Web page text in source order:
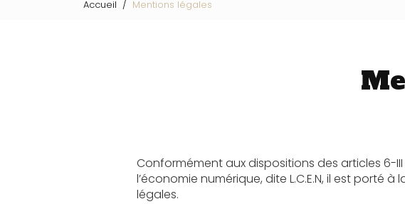
Accueil Mentions légales
Conformément aux dispositions des articles 6-III et 19 de
l’économie numérique, dite L.C.E.N, il est porté à la
légales.